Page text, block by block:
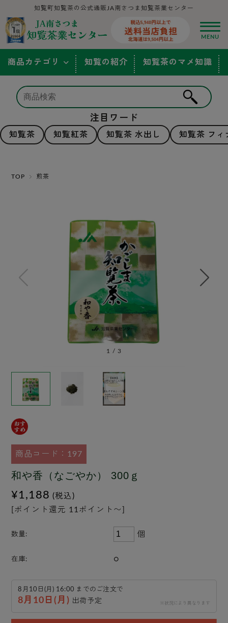
知覧町知覧茶の公式通販JA南さつま知覧茶業センター
商品カテゴリ 知覧の紹介 知覧茶のマメ知識
注目ワード
知覧茶 知覧紅茶 知覧茶 水出し 知覧茶 フィ
TOP 煎茶
1 / 3
商品コード：197
和や香（なごやか） 300ｇ
¥1,188 (税込)
[ポイント還元 11ポイント〜]
数量: 個
在庫: ○
8月10日(月) 16:00 までのご注文で
8月10日(月) 出荷予定